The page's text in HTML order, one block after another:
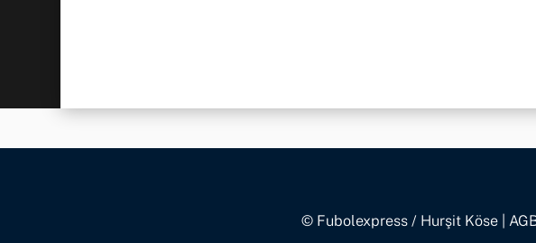
© Fubolexpress / Hurşit Köse